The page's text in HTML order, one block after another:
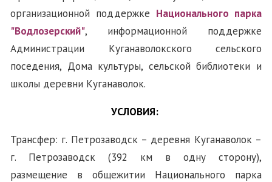
организационной поддержке Национального парка
"Водлозерский", информационной поддержке
Администрации Куганаволокского сельского
поседения, Дома культуры, сельской библиотеки и
школы деревни Куганаволок.
УСЛОВИЯ:
Трансфер: г. Петрозаводск – деревня Куганаволок –
г. Петрозаводск (392 км в одну сторону),
размещение в общежитии Национального парка